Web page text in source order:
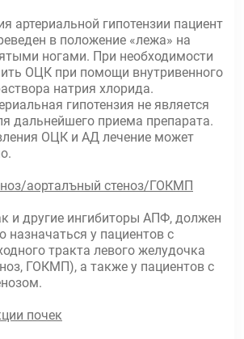
артериальной гипотензии пациент
в положение «лежа» на
ногами. При необходимости
ОЦК при помощи внутривенного
натрия хлорида.
гипотензия не является
дальнейшего приема препарата.
ОЦК и АД лечение может
аорталъный стеноз/ГОКМП
и другие ингибиторы АПФ, должен
назначаться у пациентов с
тракта левого желудочка
ГОКМП), а также у пациентов с
почек